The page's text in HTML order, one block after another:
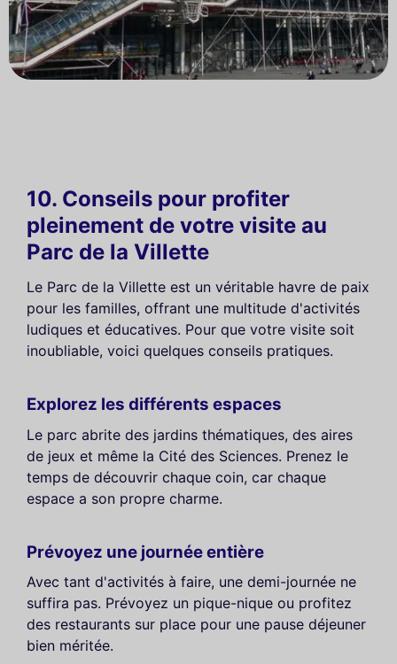
10. Conseils pour profiter
pleinement de votre visite au
Parc de la Villette
Le Parc de la Villette est un véritable havre de paix
pour les familles, offrant une multitude d'activités
ludiques et éducatives. Pour que votre visite soit
inoubliable, voici quelques conseils pratiques.
Explorez les différents espaces
Le parc abrite des jardins thématiques, des aires
de jeux et même la Cité des Sciences. Prenez le
temps de découvrir chaque coin, car chaque
espace a son propre charme.
Prévoyez une journée entière
Avec tant d'activités à faire, une demi-journée ne
suffira pas. Prévoyez un pique-nique ou profitez
des restaurants sur place pour une pause déjeuner
bien méritée.